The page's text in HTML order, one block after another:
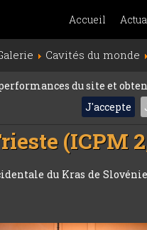
Accueil
Cavités du monde
du site et
J'accepte
(ICPM
du Kras de